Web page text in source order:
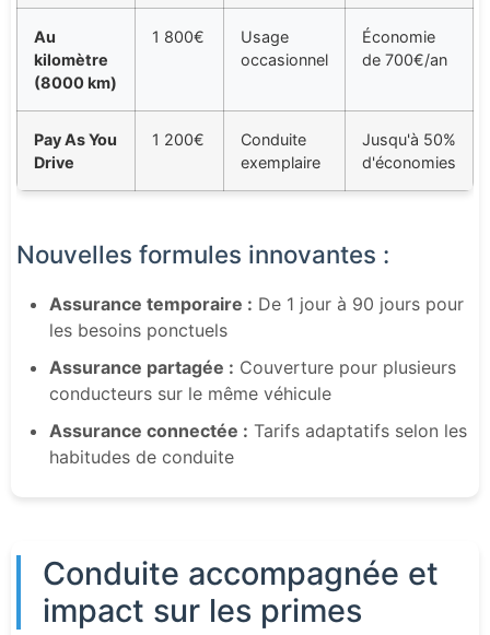
Au
kilomètre
(8000 km)
1 800€
Usage
occasionnel
Économie
de 700€/an
Pay As You
Drive
1 200€
Conduite
exemplaire
Jusqu'à 50%
d'économies
Nouvelles formules innovantes :
Assurance temporaire : De 1 jour à 90 jours pour
les besoins ponctuels
Assurance partagée : Couverture pour plusieurs
conducteurs sur le même véhicule
Assurance connectée : Tarifs adaptatifs selon les
habitudes de conduite
Conduite accompagnée et
impact sur les primes